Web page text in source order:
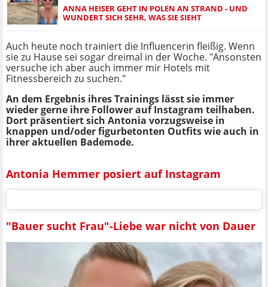
ANNA HEISER GEHT IN POLEN AN STRAND - UND
WUNDERT SICH SEHR, WAS SIE SIEHT
Auch heute noch trainiert die Influencerin fleißig. Wenn
sie zu Hause sei sogar dreimal in der Woche. "Ansonsten
versuche ich aber auch immer mir Hotels mit
Fitnessbereich zu suchen."
An dem Ergebnis ihres Trainings lässt sie immer
wieder gerne ihre Follower auf Instagram teilhaben.
Dort präsentiert sich Antonia vorzugsweise in
knappen und/oder figurbetonten Outfits wie auch in
ihrer aktuellen Bademode.
Antonia Hemmer posiert auf Instagram
"Bauer sucht Frau"-Liebe war nicht von Dauer